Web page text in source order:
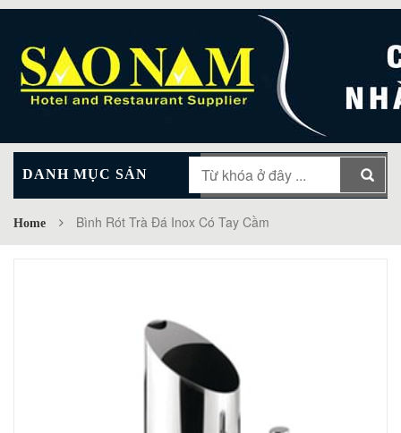
DANH MỤC SẢN
PHẨM
MAIN MENU
Home Bình Rót Trà Đá Inox Có Tay Cầm